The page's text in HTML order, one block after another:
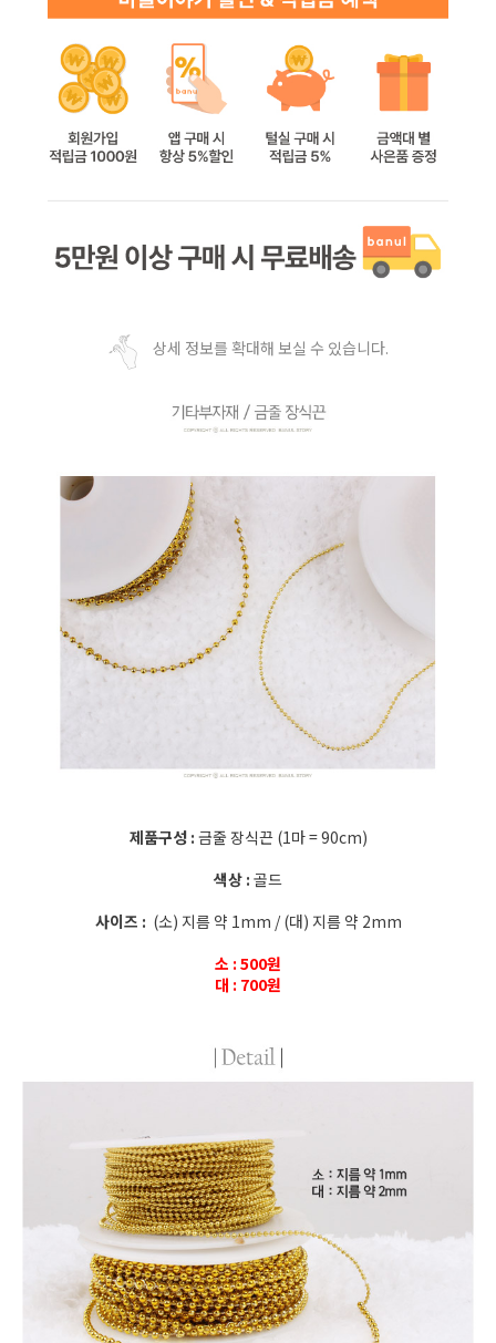
상세 정보를 확대해 보실 수 있습니다.
제품구성 : 금줄 장식끈 (1마 = 90cm)
색상 : 골드
사이즈 : (소) 지름 약 1mm / (대) 지름 약 2mm
소 : 500원
대 : 700원